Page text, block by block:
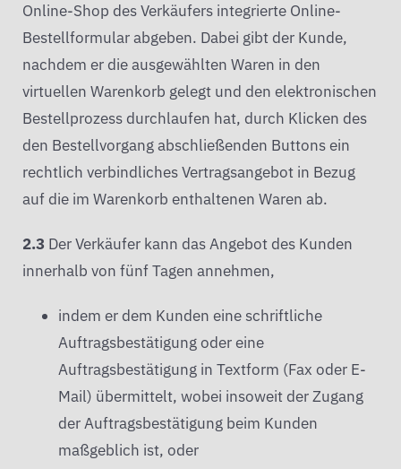
Online-Shop des Verkäufers integrierte Online-
Bestellformular abgeben. Dabei gibt der Kunde,
nachdem er die ausgewählten Waren in den
virtuellen Warenkorb gelegt und den elektronischen
Bestellprozess durchlaufen hat, durch Klicken des
den Bestellvorgang abschließenden Buttons ein
rechtlich verbindliches Vertragsangebot in Bezug
auf die im Warenkorb enthaltenen Waren ab.
2.3 Der Verkäufer kann das Angebot des Kunden
innerhalb von fünf Tagen annehmen,
indem er dem Kunden eine schriftliche
Auftragsbestätigung oder eine
Auftragsbestätigung in Textform (Fax oder E-
Mail) übermittelt, wobei insoweit der Zugang
der Auftragsbestätigung beim Kunden
maßgeblich ist, oder